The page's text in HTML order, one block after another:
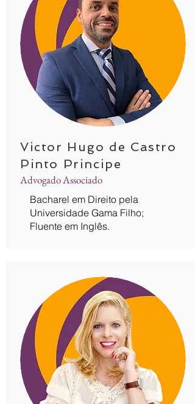
Victor Hugo de Castro
Pinto Principe
Advogado Associado
Bacharel em Direito pela
Universidade Gama Filho;
Fluente em Inglês.